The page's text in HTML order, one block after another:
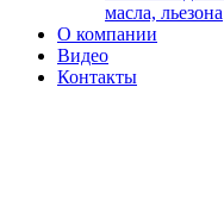
масла, льезона
О компании
Видео
Контакты